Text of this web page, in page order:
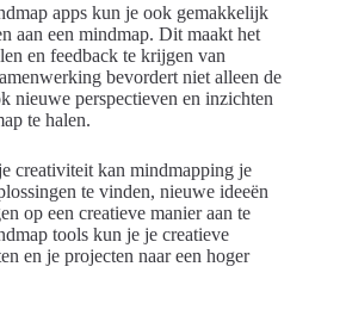
apps kun je ook gemakkelijk
aan een mindmap. Dit maakt het
en feedback te krijgen van
bevordert niet alleen de
nieuwe perspectieven en inzichten
te halen.
creativiteit kan mindmapping je
te vinden, nieuwe ideeën
op een creatieve manier aan te
tools kun je je creatieve
en je projecten naar een hoger